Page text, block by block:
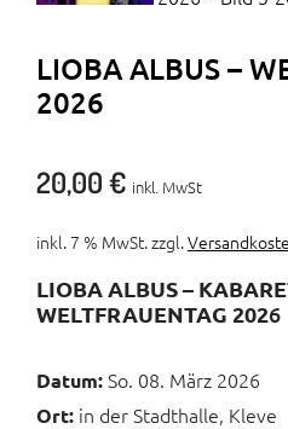
LIOBA ALBUS –
2026
20,00€ inkl. MwSt
inkl. 7 % MwSt.zzgl.
LIOBA ALBUS –
WELTFRAUENTAG 2026
Datum:So. 08. März 2026
Ort: in der Stadthalle, Kleve